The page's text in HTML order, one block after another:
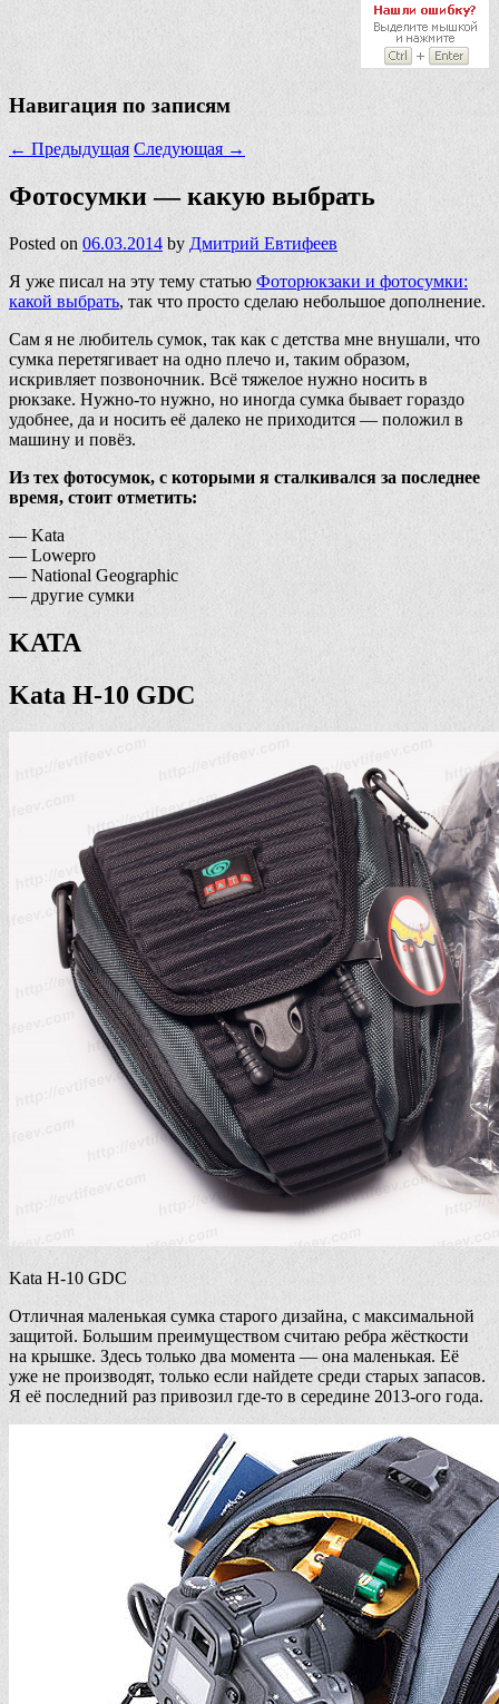
Навигация по записям
← Предыдущая Следующая →
Фотосумки — какую выбрать
Posted on 06.03.2014 by Дмитрий Евтифеев
Я уже писал на эту тему статью Фоторюкзаки и фотосумки:
какой выбрать, так что просто сделаю небольшое дополнение.
Сам я не любитель сумок, так как с детства мне внушали, что
сумка перетягивает на одно плечо и, таким образом,
искривляет позвоночник. Всё тяжелое нужно носить в
рюкзаке. Нужно-то нужно, но иногда сумка бывает гораздо
удобнее, да и носить её далеко не приходится — положил в
машину и повёз.
Из тех фотосумок, с которыми я сталкивался за последнее
время, стоит отметить:
— Kata
— Lowepro
— National Geographic
— другие сумки
KATA
Kata H-10 GDC
Kata H-10 GDC
Отличная маленькая сумка старого дизайна, с максимальной
защитой. Большим преимуществом считаю ребра жёсткости
на крышке. Здесь только два момента — она маленькая. Её
уже не производят, только если найдете среди старых запасов.
Я её последний раз привозил где-то в середине 2013-ого года.